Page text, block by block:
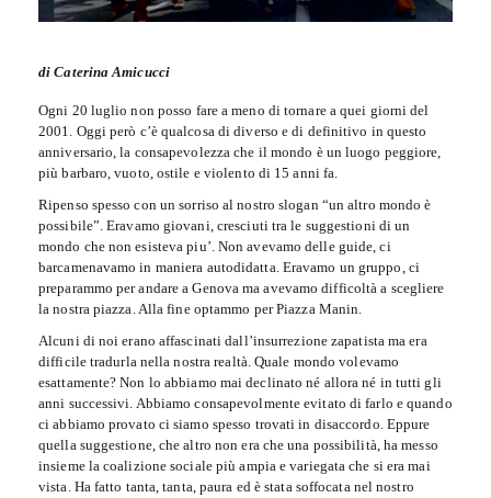
di Caterina Amicucci
Ogni 20 luglio non posso fare a meno di tornare a quei giorni del
2001. Oggi però c’è qualcosa di diverso e di definitivo in questo
anniversario, la consapevolezza che il mondo è un luogo peggiore,
più barbaro, vuoto, ostile e violento di 15 anni fa.
Ripenso spesso con un sorriso al nostro slogan “un altro mondo è
possibile”. Eravamo giovani, cresciuti tra le suggestioni di un
mondo che non esisteva piu’. Non avevamo delle guide, ci
barcamenavamo in maniera autodidatta. Eravamo un gruppo, ci
preparammo per andare a Genova ma avevamo difficoltà a scegliere
la nostra piazza. Alla fine optammo per Piazza Manin.
Alcuni di noi erano affascinati dall’insurrezione zapatista ma era
difficile tradurla nella nostra realtà. Quale mondo volevamo
esattamente? Non lo abbiamo mai declinato né allora né in tutti gli
anni successivi. Abbiamo consapevolmente evitato di farlo e quando
ci abbiamo provato ci siamo spesso trovati in disaccordo. Eppure
quella suggestione, che altro non era che una possibilità, ha messo
insieme la coalizione sociale più ampia e variegata che si era mai
vista. Ha fatto tanta, tanta, paura ed è stata soffocata nel nostro